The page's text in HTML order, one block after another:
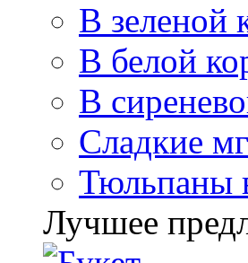
В зеленой
В белой
В
Сладкие
Тюльпаны
Лучшее